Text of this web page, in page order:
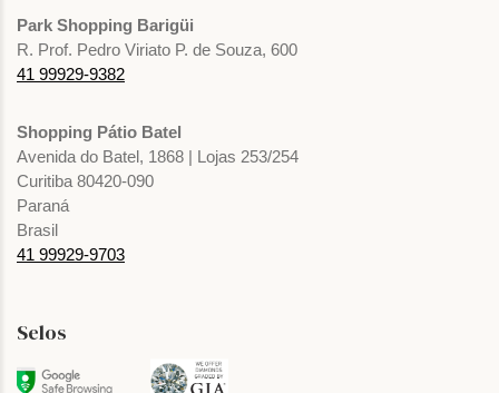
Park Shopping Barigüi
R. Prof. Pedro Viriato P. de Souza, 600
41 99929-9382
Shopping Pátio Batel
Avenida do Batel, 1868 | Lojas 253/254
Curitiba 80420-090
Paraná
Brasil
41 99929-9703
Selos